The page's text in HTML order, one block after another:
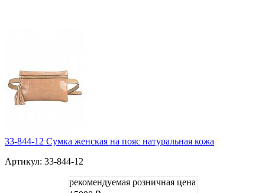
33-844-12 Сумка женская на пояс натуральная кожа
Артикул: 33-844-12
рекомендуемая розничная цена